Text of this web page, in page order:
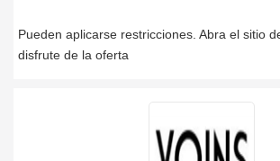
Pueden aplicarse restricciones. Abra el sitio
disfrute de la oferta